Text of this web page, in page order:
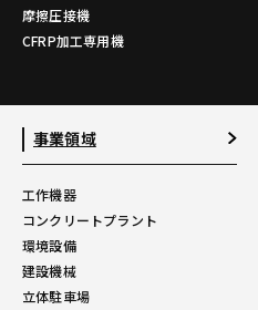
摩擦圧接機
CFRP加工専用機
事業領域
工作機器
コンクリートプラント
環境設備
建設機械
立体駐車場